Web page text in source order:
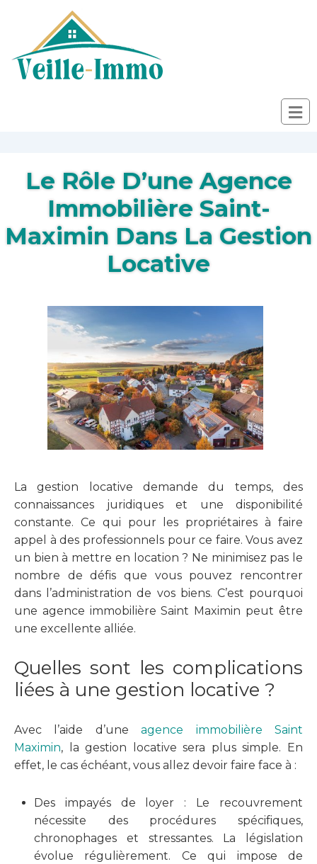
Le Rôle D’une Agence
Immobilière Saint-
Maximin Dans La Gestion
Locative
La gestion locative demande du temps, des
connaissances juridiques et une disponibilité
constante. Ce qui pour les propriétaires à faire
appel à des professionnels pour ce faire. Vous avez
un bien à mettre en location ? Ne minimisez pas le
nombre de défis que vous pouvez rencontrer
dans l’administration de vos biens. C’est pourquoi
une agence immobilière Saint Maximin peut être
une excellente alliée.
Quelles sont les complications
liées à une gestion locative ?
Avec l’aide d’uneagence immobilière Saint
Maximin, la gestion locative sera plus simple. En
effet, le cas échéant, vous allez devoir faire face à :
Des impayés de loyer : Le recouvrement
nécessite des procédures spécifiques,
chronophages et stressantes. La législation
évolue régulièrement. Ce qui impose de